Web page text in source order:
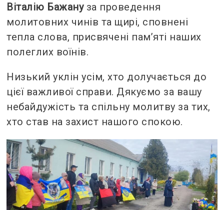
Віталію Бажануза проведення
молитовних чинів та щирі, сповнені
тепла слова, присвячені пам’яті наших
полеглих воїнів.
Низький уклін усім, хто долучається до
цієї важливої справи. Дякуємо за вашу
небайдужість та спільну молитву за тих,
хто став на захист нашого спокою.